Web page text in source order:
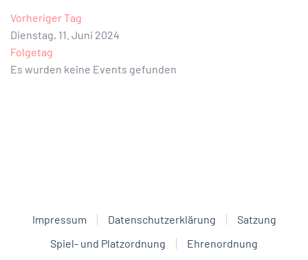
Vorheriger Tag
Dienstag, 11. Juni 2024
Folgetag
Es wurden keine Events gefunden
Impressum Datenschutzerklärung
Satzung
Spiel- und Platzordnung
Ehrenordnung